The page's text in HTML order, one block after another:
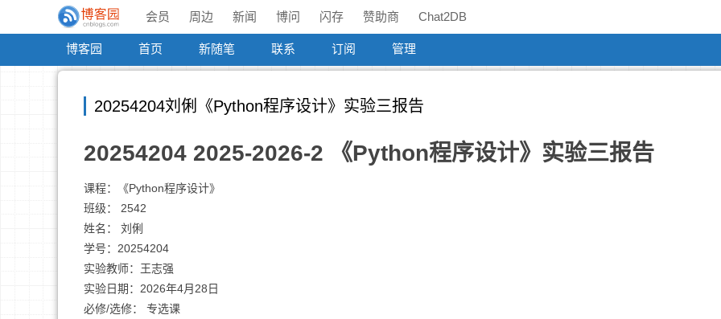
会员 周边 新闻 博问 闪存 赞助商 Chat2DB
博客园 首页 新随笔 联系 订阅 管理
20254204刘俐《Python程序设计》实验三报告
20254204 2025-2026-2 《Python程序设计》实验三报告
课程：《Python程序设计》
班级： 2542
姓名： 刘俐
学号：20254204
实验教师：王志强
实验日期：2026年4月28日
必修/选修： 专选课